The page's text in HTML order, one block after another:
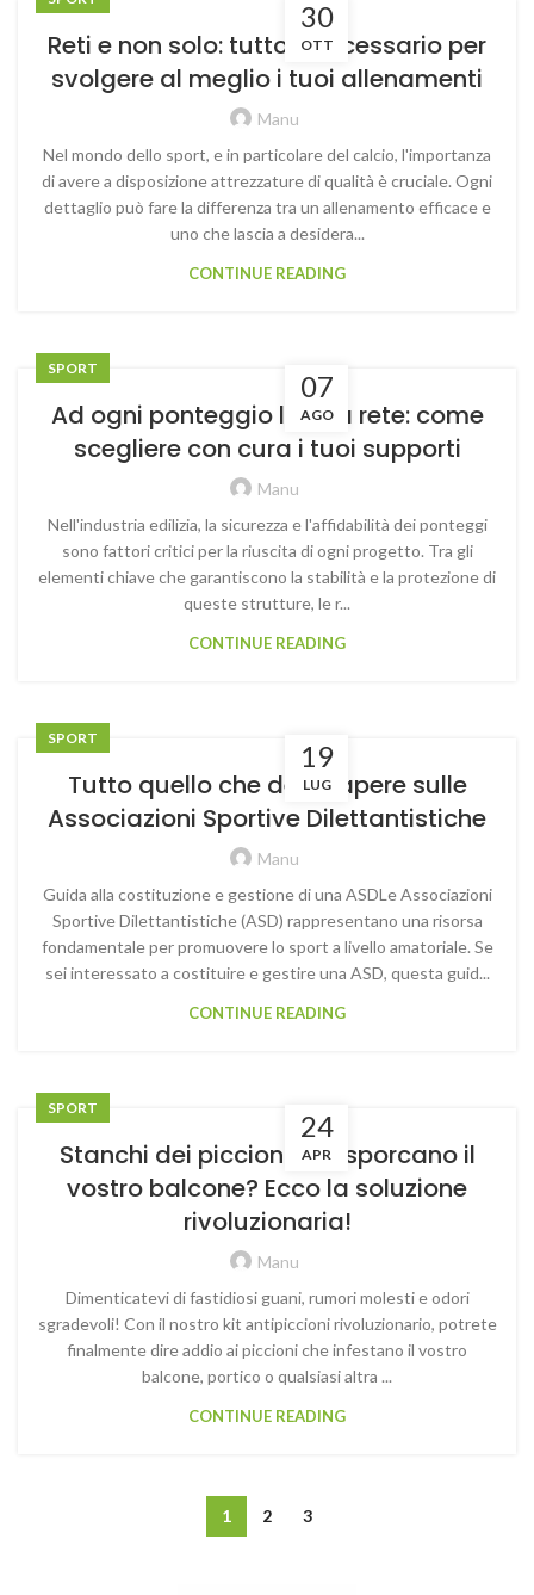
30
OTT
Reti e non solo: tutto il necessario per
svolgere al meglio i tuoi allenamenti
Manu
Nel mondo dello sport, e in particolare del calcio, l'importanza
di avere a disposizione attrezzature di qualità è cruciale. Ogni
dettaglio può fare la differenza tra un allenamento efficace e
uno che lascia a desidera...
CONTINUE READING
07
AGO
SPORT
Ad ogni ponteggio la sua rete: come
scegliere con cura i tuoi supporti
Manu
Nell'industria edilizia, la sicurezza e l'affidabilità dei ponteggi
sono fattori critici per la riuscita di ogni progetto. Tra gli
elementi chiave che garantiscono la stabilità e la protezione di
queste strutture, le r...
CONTINUE READING
19
LUG
SPORT
Tutto quello che devi sapere sulle
Associazioni Sportive Dilettantistiche
Manu
Guida alla costituzione e gestione di una ASDLe Associazioni
Sportive Dilettantistiche (ASD) rappresentano una risorsa
fondamentale per promuovere lo sport a livello amatoriale. Se
sei interessato a costituire e gestire una ASD, questa guid...
CONTINUE READING
24
APR
SPORT
Stanchi dei piccioni che sporcano il
vostro balcone? Ecco la soluzione
rivoluzionaria!
Manu
Dimenticatevi di fastidiosi guani, rumori molesti e odori
sgradevoli! Con il nostro kit antipiccioni rivoluzionario, potrete
finalmente dire addio ai piccioni che infestano il vostro
balcone, portico o qualsiasi altra ...
CONTINUE READING
1 2 3